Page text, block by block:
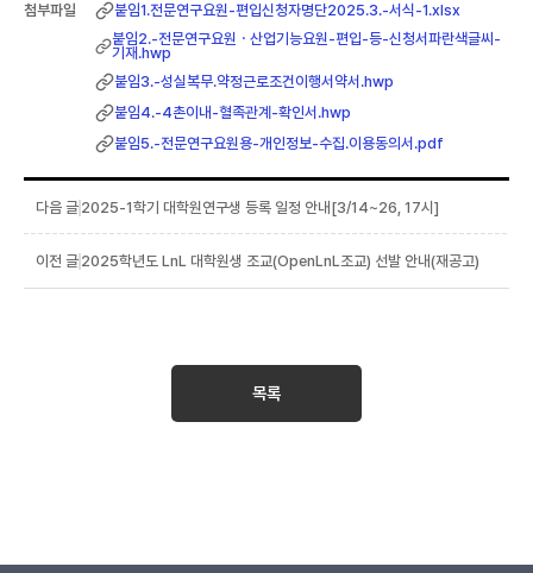
붙임1.전문연구요원-편입신청자명단2025.3.-서식-1.xlsx
붙임2.-전문연구요원ㆍ산업기능요원-편입-등-신청서파란색글씨-
기재.hwp
붙임3.-성실복무.약정근로조건이행서약서.hwp
붙임4.-4촌이내-혈족관계-확인서.hwp
붙임5.-전문연구요원용-개인정보-수집.이용동의서.pdf
2025-1학기 대학원연구생 등록 일정 안내[3/14~26, 17시]
2025학년도 LnL 대학원생 조교(OpenLnL조교) 선발 안내(재공고)
목록